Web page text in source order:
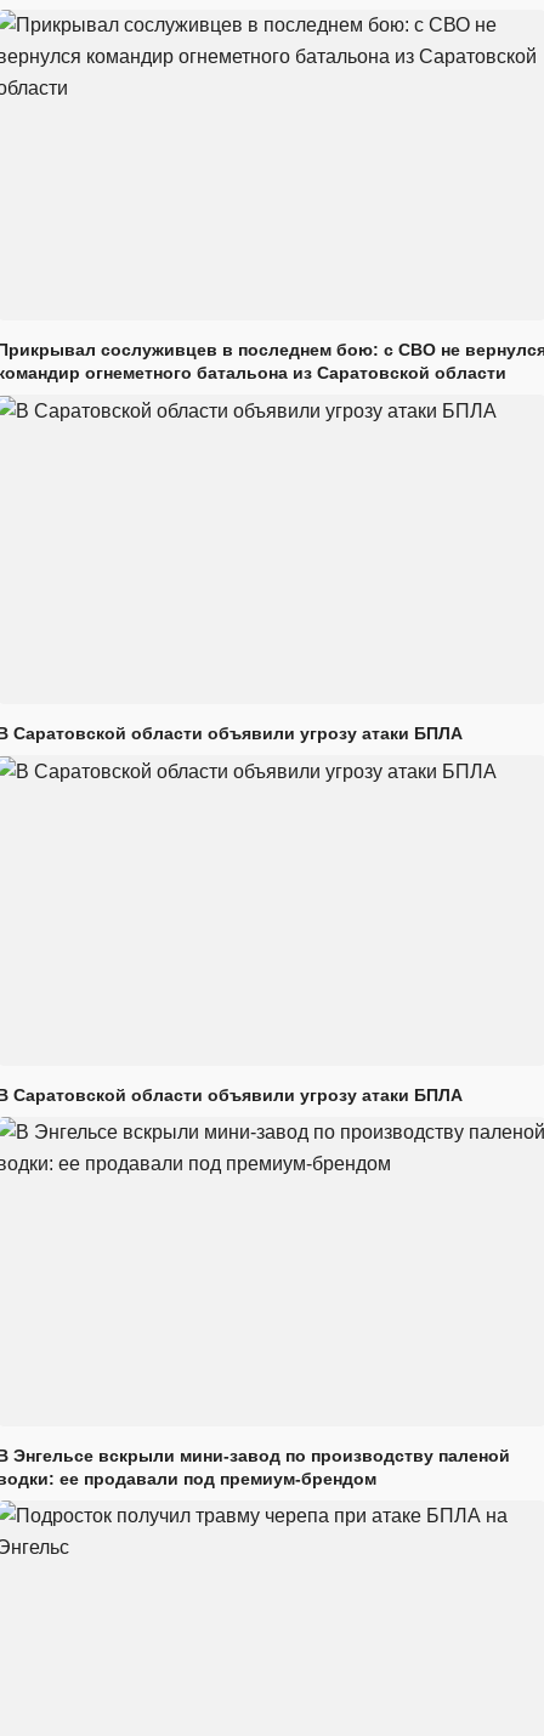
сослуживцев в последнем бою: с СВО не
огнеметного батальона из Саратовской области
Саратовской области объявили угрозу атаки БПЛА
Саратовской области объявили угрозу атаки БПЛА
Энгельсе вскрыли мини-завод по производству паленой
ее продавали под премиум-брендом